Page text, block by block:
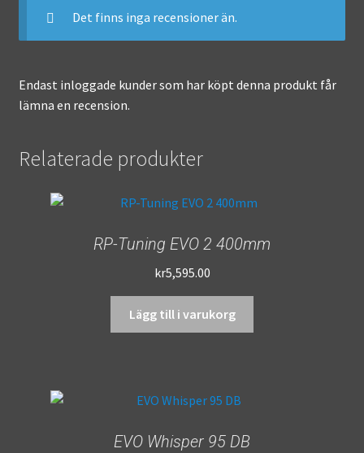
Det finns inga recensioner än.
Endast inloggade kunder som har köpt denna produkt får
lämna en recension.
Relaterade produkter
RP-Tuning EVO 2 400mm
kr5,595.00
Lägg till i varukorg
EVO Whisper 95 DB